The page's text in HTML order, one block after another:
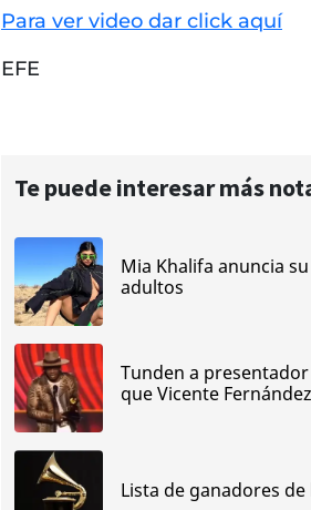
Para ver video dar click aquí
EFE
Te puede interesar más
Mia Khalifa anuncia
adultos
Tunden a
que Vicente
Lista de ganadores